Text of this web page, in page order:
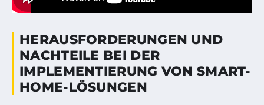
HERAUSFORDERUNGEN UND
NACHTEILE BEI DER
IMPLEMENTIERUNG VON SMART-
HOME-LÖSUNGEN